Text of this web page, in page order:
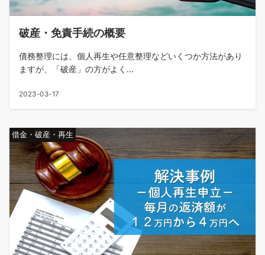
破産・免責手続の概要
債務整理には、個人再生や任意整理などいくつか方法があり
ますが、「破産」の方がよく...
2023-03-17
借金・破産・再生